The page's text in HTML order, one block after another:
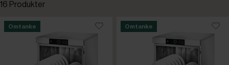
Laveste pris Hobart
16 Produkter
Omtanke Omtanke